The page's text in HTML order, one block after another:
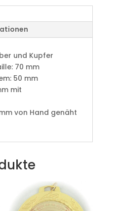
und Kupfer
70 mm
50 mm
mit
von Hand genäht